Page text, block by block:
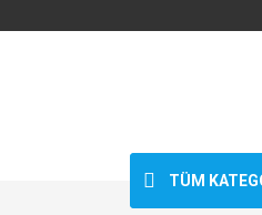
TÜM